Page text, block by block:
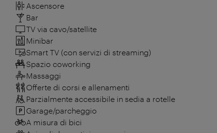
Ascensore
Bar
TV via cavo/satellite
Minibar
Smart TV (con servizi di streaming)
Spazio coworking
Massaggi
Offerte di corsi e allenamenti
Parzialmente accessibile in sedia a rotelle
Garage/parcheggio
A misura di bici